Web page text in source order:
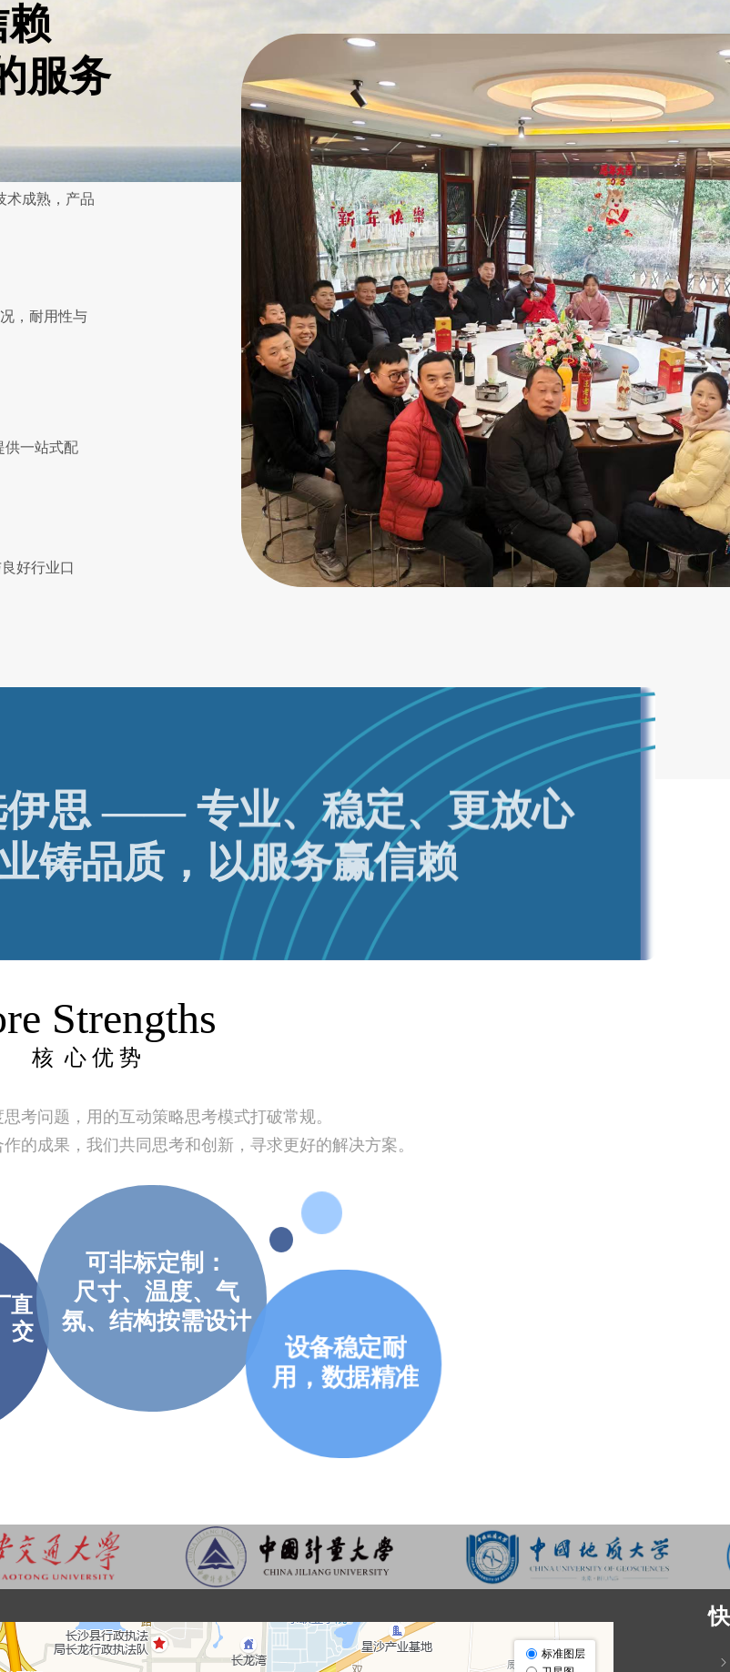
服务
术成熟，产品
，耐用性与
供一站式配
好行业口
伊思 —— 专业、稳定、更放心
铸品质，以服务赢信赖
Strengths
核 心 优 势
考问题，用的互动策略思考模式打破常规。
的成果，我们共同思考和创新，寻求更好的解决方案。
直
交
可非标定制：
尺寸、温度、气
氛、结构按需设计
设备稳定耐
用，数据精准
ꁇ